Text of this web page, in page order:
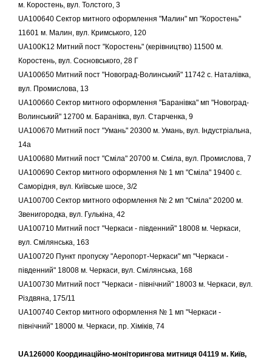
м. Коростень, вул. Толстого, 3
UA100640 Сектор митного оформлення "Малин" мп "Коростень"
11601 м. Малин, вул. Кримського, 120
UA100K12 Митний пост "Коростень" (керівництво) 11500 м.
Коростень, вул. Сосновського, 28 Г
UA100650 Митний пост "Новоград-Волинський" 11742 с. Наталівка,
вул. Промислова, 13
UA100660 Сектор митного оформлення "Баранівка" мп "Новоград-
Волинський" 12700 м. Баранівка, вул. Старченка, 9
UA100670 Митний пост "Умань" 20300 м. Умань, вул. Індустріальна,
14а
UA100680 Митний пост "Сміла" 20700 м. Сміла, вул. Промислова, 7
UA100690 Сектор митного оформлення № 1 мп "Сміла" 19400 с.
Саморідня, вул. Київське шосе, 3/2
UA100700 Сектор митного оформлення № 2 мп "Сміла" 20200 м.
Звенигородка, вул. Гулькіна, 42
UA100710 Митний пост "Черкаси - південний" 18008 м. Черкаси,
вул. Смілянська, 163
UA100720 Пункт пропуску "Аеропорт-Черкаси" мп "Черкаси -
південний" 18008 м. Черкаси, вул. Смілянська, 168
UA100730 Митний пост "Черкаси - північний" 18003 м. Черкаси, вул.
Різдвяна, 175/11
UA100740 Сектор митного оформлення № 1 мп "Черкаси -
північний" 18000 м. Черкаси, пр. Хіміків, 74
UA126000 Координаційно-моніторингова митниця 04119 м. Київ,